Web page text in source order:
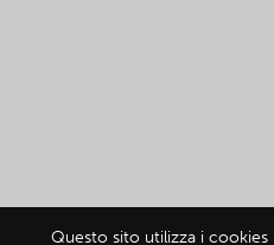
Questo sito utilizza i cookies